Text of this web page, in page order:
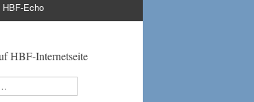
HBF-Echo
HBF-Internetseite